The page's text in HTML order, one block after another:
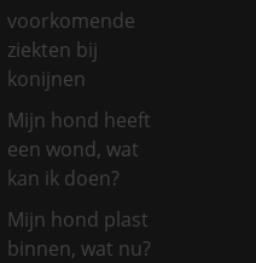
voorkomende
ziekten bij
konijnen
Mijn hond heeft
een wond, wat
kan ik doen?
Mijn hond plast
binnen, wat nu?